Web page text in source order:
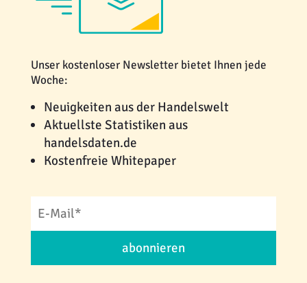
Unser kostenloser Newsletter bietet Ihnen jede
Woche:
Neuigkeiten aus der Handelswelt
Aktuellste Statistiken aus
handelsdaten.de
Kostenfreie Whitepaper
abonnieren